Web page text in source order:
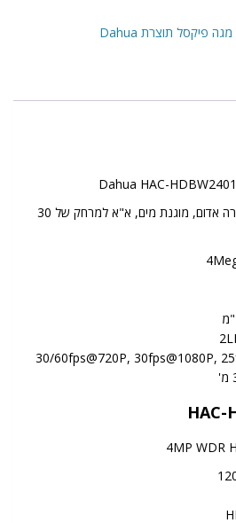
מצלמת כיפה יום/לילה אינפרה אדום, מוגנת מים, א"א למרחק של 30
HAC-
4MP WDR